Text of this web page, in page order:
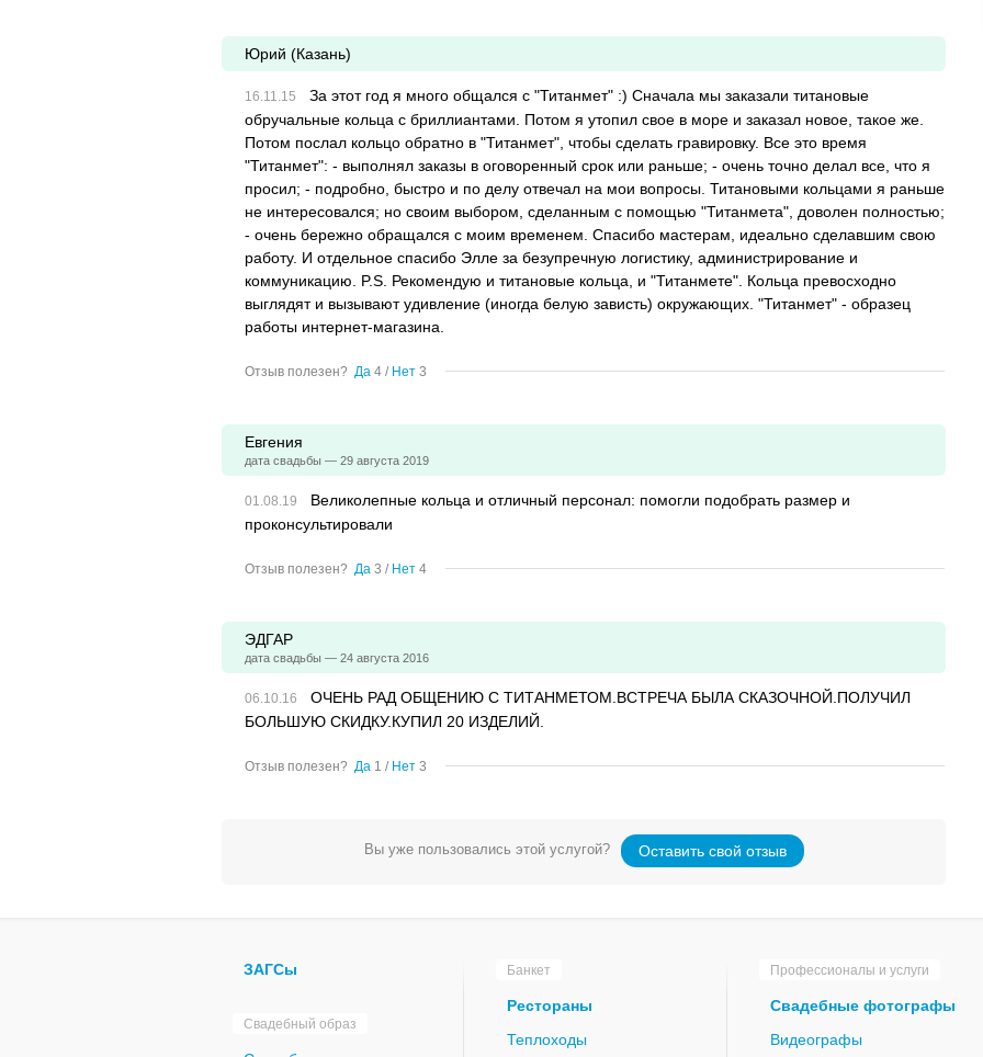
Юрий (Казань)
За этот год я много общался с "Титанмет" :) Сначала мы заказали титановые
обручальные кольца с бриллиантами. Потом я утопил свое в море и заказал новое, такое же.
Потом послал кольцо обратно в "Титанмет", чтобы сделать гравировку. Все это время
"Титанмет": - выполнял заказы в оговоренный срок или раньше; - очень точно делал все, что я
просил; - подробно, быстро и по делу отвечал на мои вопросы. Титановыми кольцами я раньше
не интересовался; но своим выбором, сделанным с помощью "Титанмета", доволен полностью;
- очень бережно обращался с моим временем. Спасибо мастерам, идеально сделавшим свою
работу. И отдельное спасибо Элле за безупречную логистику, администрирование и
коммуникацию. P.S. Рекомендую и титановые кольца, и "Титанмете". Кольца превосходно
выглядят и вызывают удивление (иногда белую зависть) окружающих. "Титанмет" - образец
работы интернет-магазина.
Отзыв полезен? Да 4 / Нет 3
Евгения
дата свадьбы — 29 августа 2019
Великолепные кольца и отличный персонал: помогли подобрать размер и
проконсультировали
Отзыв полезен? Да 3 / Нет 4
ЭДГАР
дата свадьбы — 24 августа 2016
ОЧЕНЬ РАД ОБЩЕНИЮ С ТИТАНМЕТОМ.ВСТРЕЧА БЫЛА СКАЗОЧНОЙ.ПОЛУЧИЛ
БОЛЬШУЮ СКИДКУ.КУПИЛ 20 ИЗДЕЛИЙ.
Отзыв полезен? Да 1 / Нет 3
Вы уже пользовались этой услугой? Оставить свой отзыв
ЗАГСы
Свадебный образ
Банкет
Рестораны
Теплоходы
Профессионалы и услуги
Свадебные фотографы
Видеографы